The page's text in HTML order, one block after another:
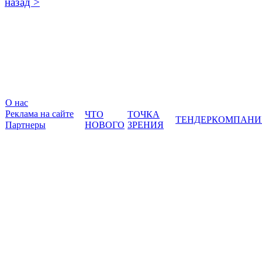
О нас
Реклама на сайте
Партнеры
ЧТО
НОВОГО
ТОЧКА
ЗРЕНИЯ
ТЕНДЕР